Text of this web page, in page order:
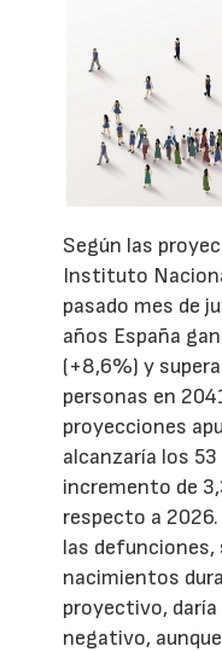
Según las
Instituto
pasado mes de
años España
(+8,6%) y
personas en
proyecciones
alcanzaría los
incremento de
respecto a
las defunciones,
nacimientos
proyectivo,
negativo,